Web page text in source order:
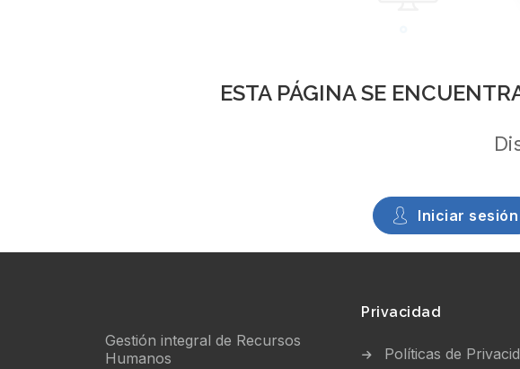
ESTA PÁGINA SE
Iniciar sesión
Gestión integral de Recursos
Humanos
Privacidad
Políticas de